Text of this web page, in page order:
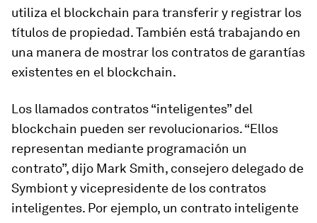
utiliza el blockchain para transferir y registrar los
títulos de propiedad. También está trabajando en
una manera de mostrar los contratos de garantías
existentes en el blockchain.
Los llamados contratos “inteligentes” del
blockchain pueden ser revolucionarios. “Ellos
representan mediante programación un
contrato”, dijo Mark Smith, consejero delegado de
Symbiont y vicepresidente de los contratos
inteligentes. Por ejemplo, un contrato inteligente